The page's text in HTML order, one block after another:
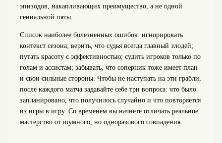
эпизодов, накапливающих преимущество, а не одной
гениальной пяты.
Список наиболее болезненных ошибок: игнорировать
контекст сезона; верить, что судья всегда главный злодей;
путать красоту с эффективностью; судить игроков только по
голам и ассистам; забывать, что соперник тоже имеет план
и свои сильные стороны. Чтобы не наступать на эти грабли,
после каждого матча задавайте себе три вопроса: что было
запланировано, что получилось случайно и что повторяется
из игры в игру. Со временем вы начнёте отличать реальное
мастерство от шумного, но одноразового совпадения.